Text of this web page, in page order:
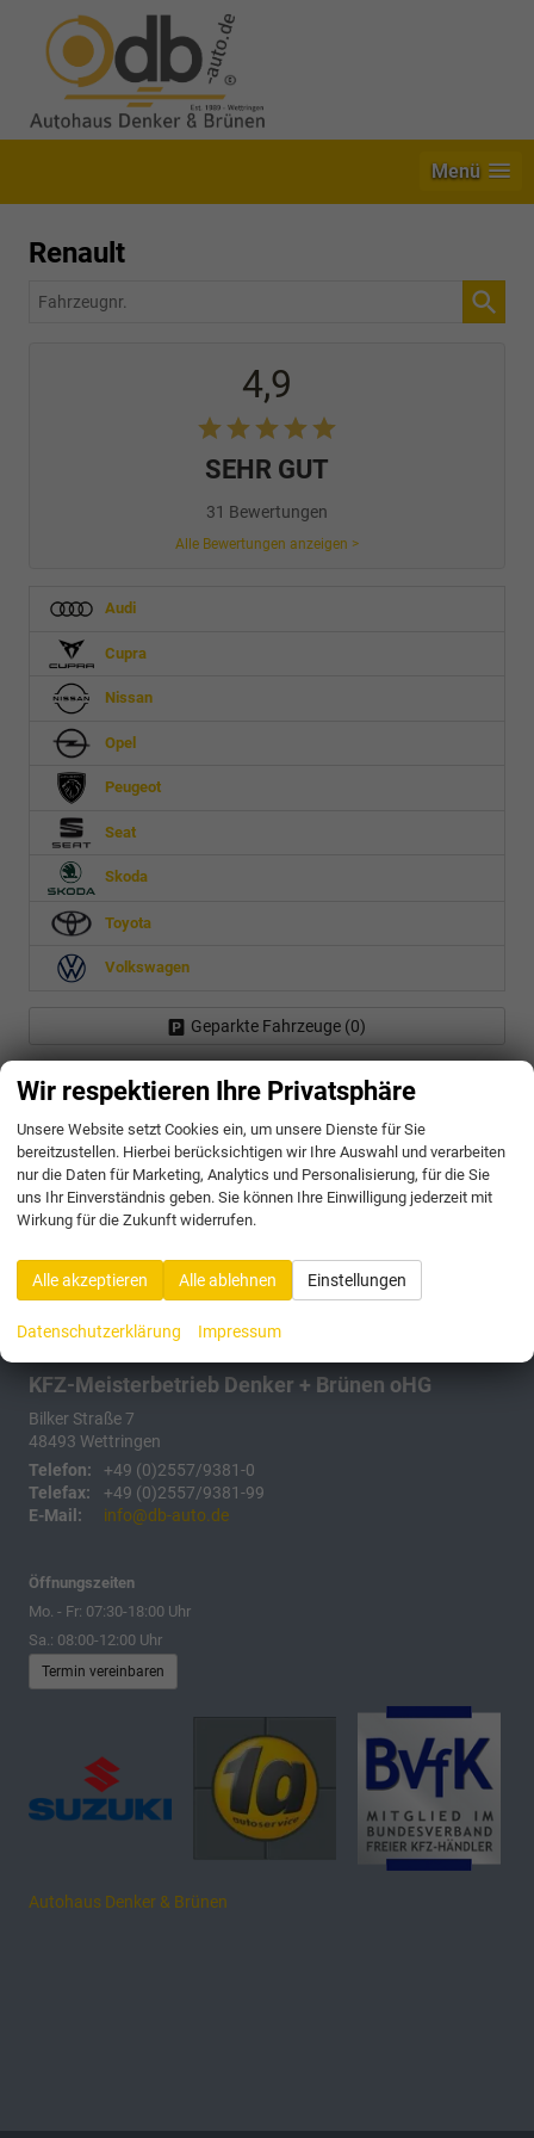
Menü
Renault
Fahrzeugnr.
4,9
SEHR GUT
31 Bewertungen
Alle Bewertungen anzeigen >
Audi
Cupra
Nissan
Opel
Peugeot
Seat
Skoda
Toyota
Volkswagen
Geparkte Fahrzeuge (0)
Anmelden
175 Fahrzeuge
KFZ-Meisterbetrieb Denker + Brünen oHG
Bilker Straße 7
48493 Wettringen
Telefon:
+49 (0)2557/9381-0
Telefax:
+49 (0)2557/9381-99
E-Mail:
info@db-auto.de
Öffnungszeiten
Mo. - Fr: 07:30-18:00 Uhr
Sa.: 08:00-12:00 Uhr
Termin vereinbaren
Autohaus Denker & Brünen
Wir respektieren Ihre Privatsphäre
Unsere Website setzt Cookies ein, um unsere Dienste für Sie
bereitzustellen. Hierbei berücksichtigen wir Ihre Auswahl und verarbeiten
nur die Daten für Marketing, Analytics und Personalisierung, für die Sie
uns Ihr Einverständnis geben. Sie können Ihre Einwilligung jederzeit mit
Wirkung für die Zukunft widerrufen.
Alle akzeptieren Alle ablehnen Einstellungen
Datenschutzerklärung Impressum